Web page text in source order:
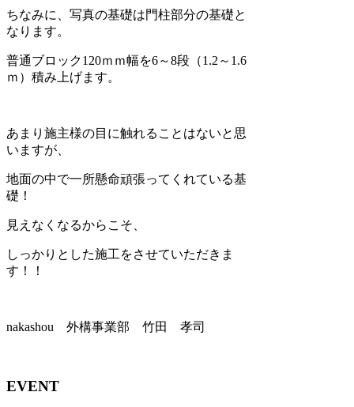
ちなみに、写真の基礎は門柱部分の基礎と
なります。
普通ブロック120ｍｍ幅を6～8段（1.2～1.6
ｍ）積み上げます。
あまり施主様の目に触れることはないと思
いますが、
地面の中で一所懸命頑張ってくれている基
礎！
見えなくなるからこそ、
しっかりとした施工をさせていただきま
す！！
nakashou 外構事業部 竹田 孝司
EVENT